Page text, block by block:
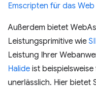
Emscripten für das
Außerdem bietet
Leistungsprimitive wie
Leistung Ihrer
Halide ist
unerlässlich. Hier bietet